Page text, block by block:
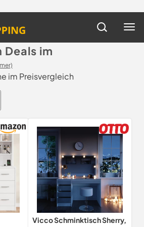
im
im Preisvergleich
Vicco Schminktisch Sherry,